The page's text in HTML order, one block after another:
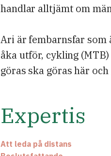
handlar alltjämt om
Ari är fembarnsfar som
åka utför, cykling
göras ska göras här
Expertis
Att leda på distans